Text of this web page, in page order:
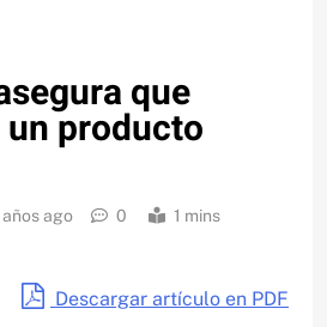
que
producto
años ago 0 1 mins
Descargar artículo en PDF